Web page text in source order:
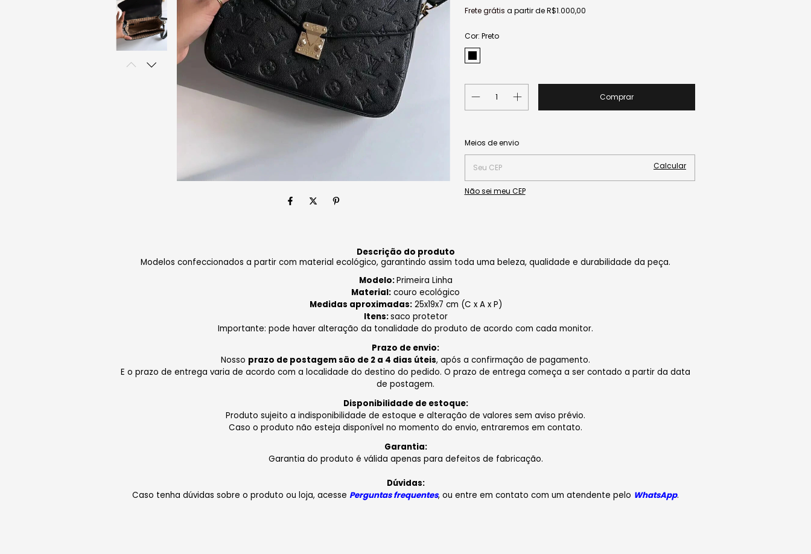
Frete grátis a partir deR$1.000,00
Cor: Preto
Entregas para o CEP:
Meios de envio
Calcular
Não sei meu CEP
Descrição do produto
​Modelos confeccionados a partir com material ecológico, garantindo assim toda uma beleza, qualidade e durabilidade da peça.
Modelo:Primeira Linha
Material: couro ecológico
Medidas aproximadas:25x19x7 cm (C x A x P)
Itens:saco protetor
Importante: pode haver alteração da tonalidade do produto de acordo com cada monitor.
Prazo de envio:
Nosso prazo de postagem são de 2 a 4 dias úteis, após a confirmação de pagamento.
E o prazo de entrega varia de acordo com a localidade do destino do pedido. O prazo de entrega começa a ser contado a partir da data
de postagem.
Disponibilidade de estoque:
Produto sujeito a indisponibilidade de estoque e alteração de valores sem aviso prévio.
Caso o produto não esteja disponível no momento do envio, entraremos em contato.
Garantia:
Garantia do produto é válida apenas para defeitos de fabricação.
Dúvidas:
Caso tenha dúvidas sobre o produto ou loja, acesse Perguntas frequentes, ou entre em contato com um atendente pelo WhatsApp.